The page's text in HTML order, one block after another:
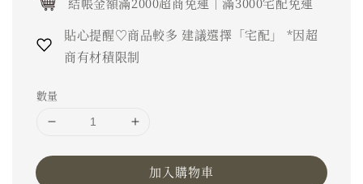
貼心提醒♡商品較多 建議選擇「宅配」 *因超
商有材積限制
數量
加入購物車